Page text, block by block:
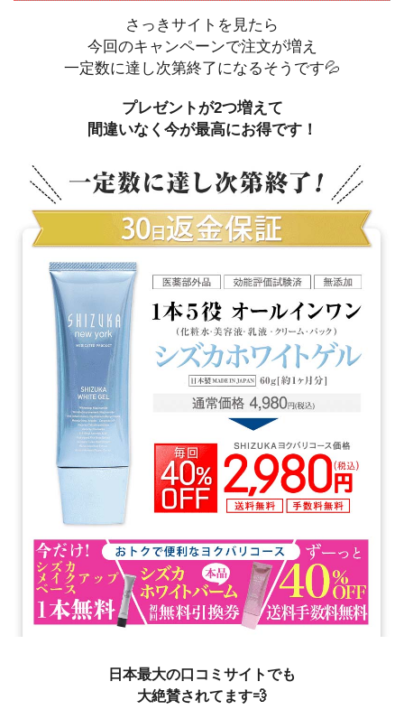
さっきサイトを見たら
今回のキャンペーンで注文が増え
一定数に達し次第終了になるそうです💦
プレゼントが2つ増えて
間違いなく今が最高にお得です！
日本最大の口コミサイトでも
大絶賛されてます💨